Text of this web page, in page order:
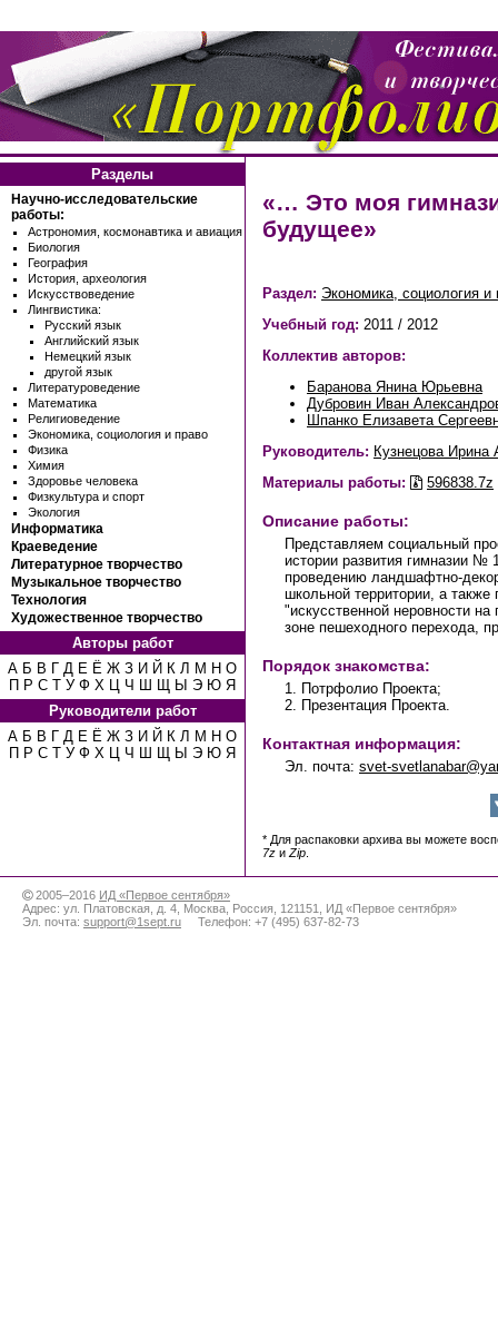
Разделы
Научно-исследовательские
работы:
Астрономия, космонавтика и авиация
Биология
География
История, археология
Искусствоведение
Лингвистика:
Русский язык
Английский язык
Немецкий язык
другой язык
Литературоведение
Математика
Религиоведение
Экономика, социология и право
Физика
Химия
Здоровье человека
Физкультура и спорт
Экология
Информатика
Краеведение
Литературное творчество
Музыкальное творчество
Технология
Художественное творчество
Авторы работ
А Б В Г Д Е Ё Ж З И Й К Л М Н О
П Р С Т У Ф Х Ц Ч Ш Щ Ы Э Ю Я
Руководители работ
А Б В Г Д Е Ё Ж З И Й К Л М Н О
П Р С Т У Ф Х Ц Ч Ш Щ Ы Э Ю Я
«… Это моя
будущее»
Раздел: Экономика, социология и
Учебный год: 2011 / 2012
Коллектив авторов:
Баранова Янина Юрьевна
Дубровин Иван
Шпанко Елизавета
Руководитель: Кузнецова Ирина
Материалы работы:
596838.7z
Описание работы:
Представляем социальный
истории развития гимназии №
проведению ландшафтно-
школьной территории, а
"искусственной неровности
зоне пешеходного перехода,
Порядок знакомства:
1. Потрфолио Проекта;
2. Презентация Проекта.
Контактная информация:
Эл. почта: svet-
* Для распаковки архива вы можете
7z иZip.
2005–2016 ИД «Первое сентября»
Адрес: ул. Платовская, д. 4 Москва Россия 121151
ИД «Первое сентября»
Эл. почта: support@1sept.ru Телефон: +7 (495) 637-82-73